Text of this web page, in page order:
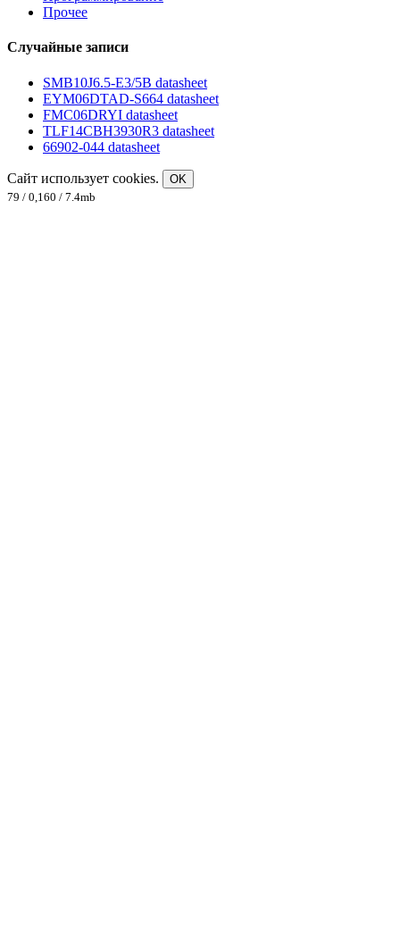
Прочее
Случайные записи
SMB10J6.5-E3/5B datasheet
EYM06DTAD-S664 datasheet
FMC06DRYI datasheet
TLF14CBH3930R3 datasheet
66902-044 datasheet
Сайт использует cookies.
OK
79 / 0,160 / 7.4mb